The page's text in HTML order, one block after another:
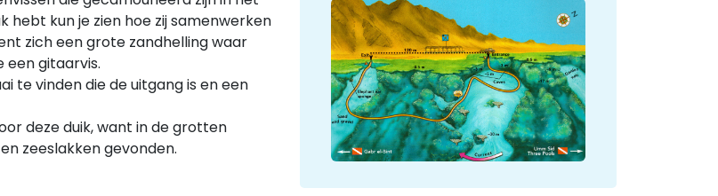
hebt kun je zien hoe zij samenwerken
zich een grote zandhelling waar
een gitaarvis.
te vinden die de uitgang is en een
deze duik, want in de grotten
zeeslakken gevonden.